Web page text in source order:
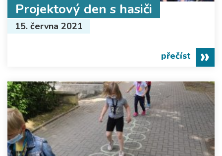
Projektový den s hasiči
15. června 2021
přečíst